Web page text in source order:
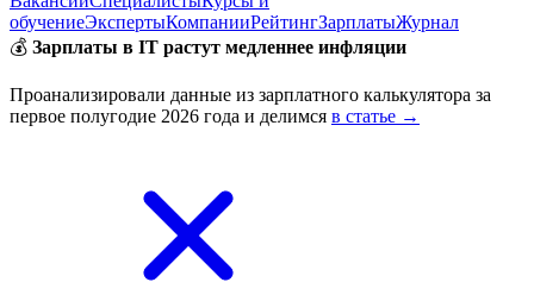
обучениеЭкспертыКомпанииРейтингЗарплатыЖурнал
💰 Зарплаты в IT растут медленнее инфляции
Проанализировали данные из зарплатного калькулятора за
первое полугодие 2026 года и делимся в статье →